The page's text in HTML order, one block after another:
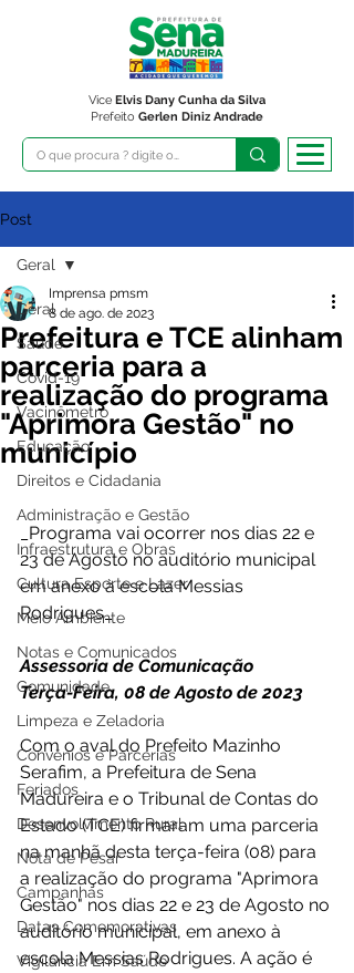
Prefeito Gerlen Diniz Andrade
Vice Elvis Dany Cunha da Silva
Post
Geral
Saúde
Covid-19
Vacinômetro
Educação
Direitos e Cidadania
Administração e Gestão
Infraestrutura e Obras
Cultura Esporte e Lazer
Meio Ambiente
Notas e Comunicados
Comunidade
Limpeza e Zeladoria
Convênios e Parcerias
Feriados
Desenvolvimento Rural
Nota de Pesar
Campanhas
Datas Comemorativas
Vigilância Em Saúde
Geral
Prefeitura e TCE alinham
parceria para a
realização do programa
"Aprimora Gestão" no
município
Imprensa pmsm
8 de ago. de 2023
_Programa vai ocorrer nos dias 22 e
23 de Agosto no auditório municipal
em anexo à escola Messias
Rodrigues_
Assessoria de Comunicação
Terça-Feira, 08 de Agosto de 2023
Com o aval do Prefeito Mazinho
Serafim, a Prefeitura de Sena
Madureira e o Tribunal de Contas do
Estado (TCE) firmaram uma parceria
na manhã desta terça-feira (08) para
a realização do programa "Aprimora
Gestão" nos dias 22 e 23 de Agosto no
auditório municipal, em anexo à
escola Messias Rodrigues. A ação é